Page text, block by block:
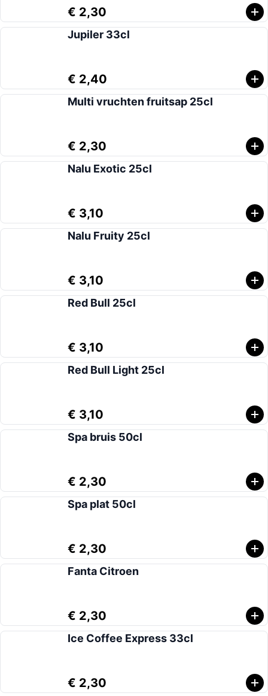
€ 2,30
Jupiler 33cl
€ 2,40
Multi vruchten fruitsap 25cl
€ 2,30
Nalu Exotic 25cl
€ 3,10
Nalu Fruity 25cl
€ 3,10
Red Bull 25cl
€ 3,10
Red Bull Light 25cl
€ 3,10
Spa bruis 50cl
€ 2,30
Spa plat 50cl
€ 2,30
Fanta Citroen
€ 2,30
Ice Coffee Express 33cl
€ 2,30